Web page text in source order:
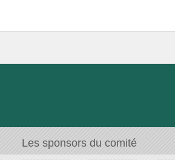
Les sponsors du comité